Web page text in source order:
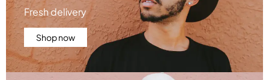
Fresh delivery
Shop now